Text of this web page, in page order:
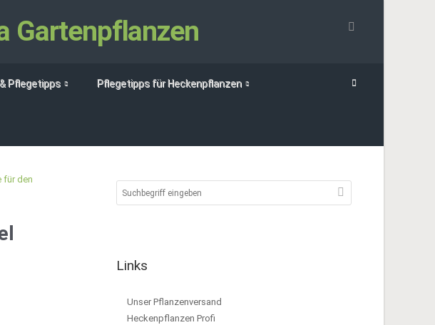
Gartenpflanzen
Pflegetipps Pflegetipps für Heckenpflanzen
für den
Links
Unser Pflanzenversand
Heckenpflanzen Profi